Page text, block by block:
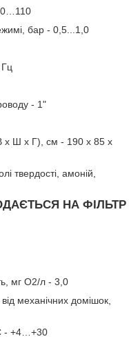
бар - 0,5...1,0
- 1"
х Ш х Г), см - 190 х 85 х
твердості, амоній,
НА ФІЛЬТР
мг О2/л - 3,0
механічних домішок,
- +4…+30